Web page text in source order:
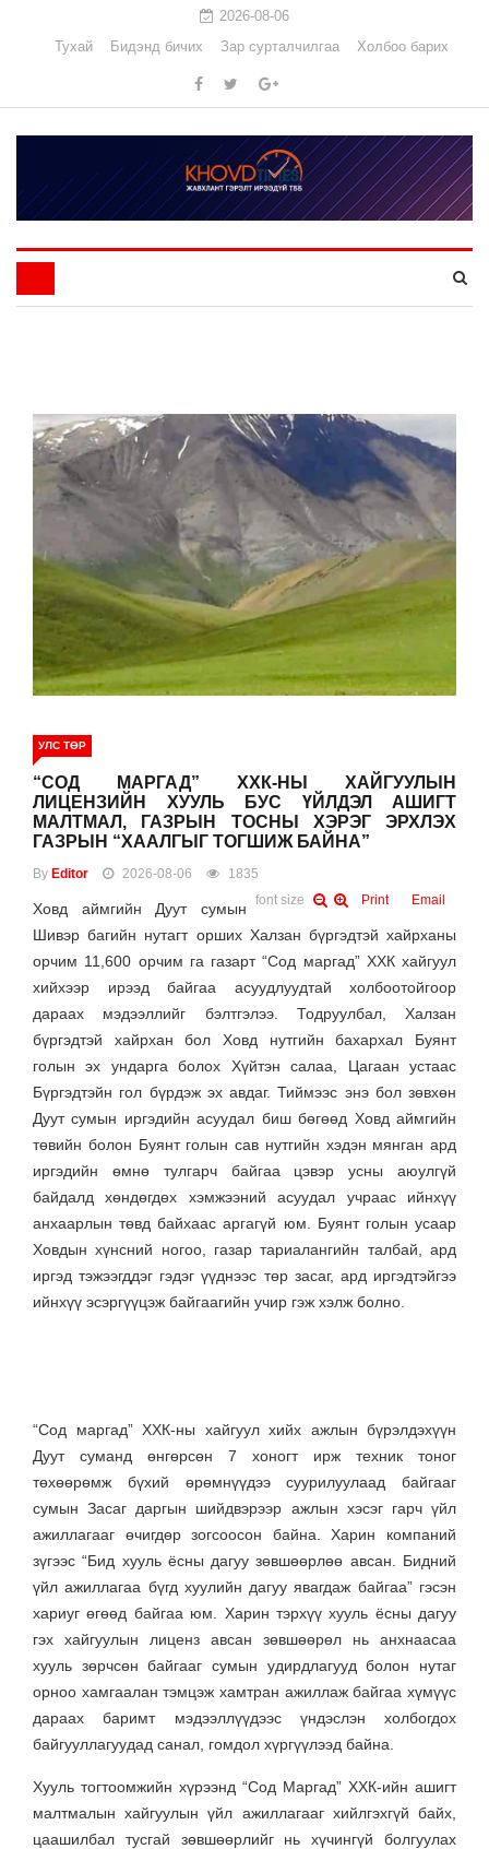
2026-08-06
Тухай
Бидэнд бичих Зар сурталчилгаа Холбоо барих
УЛС ТӨР
“СОД МАРГАД” ХХК-НЫ ХАЙГУУЛЫН
ЛИЦЕНЗИЙН ХУУЛЬ БУС ҮЙЛДЭЛ АШИГТ
МАЛТМАЛ, ГАЗРЫН ТОСНЫ ХЭРЭГ ЭРХЛЭХ
ГАЗРЫН “ХААЛГЫГ ТОГШИЖ БАЙНА”
By Editor 2026-08-06
1835
font size
Print Email
Ховд аймгийн Дуут сумын
Шивэр багийн нутагт орших Халзан бүргэдтэй хайрханы
орчим 11,600 орчим га газарт “Сод маргад” ХХК хайгуул
хийхээр ирээд байгаа асуудлуудтай холбоотойгоор
дараах мэдээллийг бэлтгэлээ. Тодруулбал, Халзан
бүргэдтэй хайрхан бол Ховд нутгийн бахархал Буянт
голын эх ундарга болох Хүйтэн салаа, Цагаан устаас
Бүргэдтэйн гол бүрдэж эх авдаг. Тиймээс энэ бол зөвхөн
Дуут сумын иргэдийн асуудал биш бөгөөд Ховд аймгийн
төвийн болон Буянт голын сав нутгийн хэдэн мянган ард
иргэдийн өмнө тулгарч байгаа цэвэр усны аюулгүй
байдалд хөндөгдөх хэмжээний асуудал учраас ийнхүү
анхаарлын төвд байхаас аргагүй юм. Буянт голын усаар
Ховдын хүнсний ногоо, газар тариалангийн талбай, ард
иргэд тэжээгддэг гэдэг үүднээс төр засаг, ард иргэдтэйгээ
ийнхүү эсэргүүцэж байгаагийн учир гэж хэлж болно.
“Сод маргад” ХХК-ны хайгуул хийх ажлын бүрэлдэхүүн
Дуут суманд өнгөрсөн 7 хоногт ирж техник тоног
төхөөрөмж бүхий өрөмнүүдээ суурилуулаад байгааг
сумын Засаг даргын шийдвэрээр ажлын хэсэг гарч үйл
ажиллагааг өчигдөр зогсоосон байна. Харин компаний
зүгээс “Бид хууль ёсны дагуу зөвшөөрлөө авсан. Бидний
үйл ажиллагаа бүгд хуулийн дагуу явагдаж байгаа” гэсэн
хариуг өгөөд байгаа юм. Харин тэрхүү хууль ёсны дагуу
гэх хайгуулын лиценз авсан зөвшөөрөл нь анхнаасаа
хууль зөрчсөн байгааг сумын удирдлагууд болон нутаг
орноо хамгаалан тэмцэж хамтран ажиллаж байгаа хүмүүс
дараах баримт мэдээллүүдээс үндэслэн холбогдох
байгууллагуудад санал, гомдол хүргүүлээд байна.
Хууль тогтоомжийн хүрээнд “Сод Маргад” ХХК-ийн ашигт
малтмалын хайгуулын үйл ажиллагааг хийлгэхгүй байх,
цаашилбал тусгай зөвшөөрлийг нь хүчингүй болгуулах